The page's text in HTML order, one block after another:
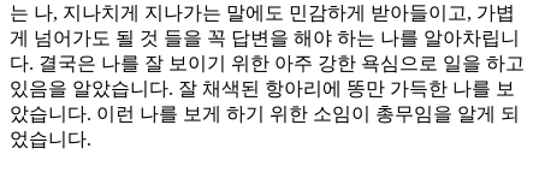
는 나, 지나치게 지나가는 말에도 민감하게 받아들이고, 가볍
게 넘어가도 될 것 들을 꼭 답변을 해야 하는 나를 알아차립니
다. 결국은 나를 잘 보이기 위한 아주 강한 욕심으로 일을 하고
있음을 알았습니다. 잘 채색된 항아리에 똥만 가득한 나를 보
았습니다. 이런 나를 보게 하기 위한 소임이 총무임을 알게 되
었습니다.